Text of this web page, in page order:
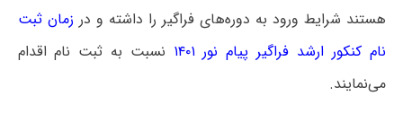
هستند شرایط ورود به دوره‌های فراگیر را داشته و در زمان ثبت
نام کنکور ارشد فراگیر پیام نور ۱۴۰۱
نسبت به ثبت نام اقدام
می‌نمایند.